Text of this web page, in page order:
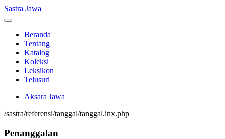
Sastra Jawa
Beranda
Tentang
Katalog
Koleksi
Leksikon
Telusuri
Aksara Jawa
/sastra/referensi/tanggal/tanggal.inx.php
Penanggalan